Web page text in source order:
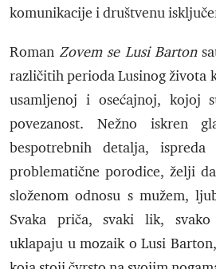
komunikacije i društvenu
Roman Zovem se Lusi Barton
različitih perioda Lusinog života
usamljenoj i osećajnoj, kojoj
povezanost. Nežno iskren
bespotrebnih detalja,
problematične porodice, želji
složenom odnosu s mužem,
Svaka priča, svaki lik, svako
uklapaju u mozaik o Lusi